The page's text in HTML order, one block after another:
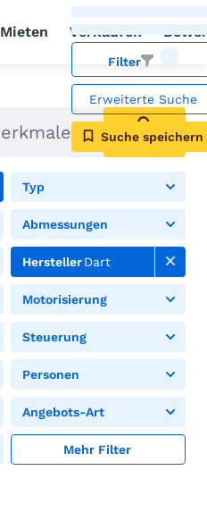
Mieten Verkaufen
Filter
Erweiterte Suche
Suche speichern
Suchen
Typ
Abmessungen
HerstellerDart
Motorisierung
Steuerung
Personen
Angebots-Art
Mehr Filter